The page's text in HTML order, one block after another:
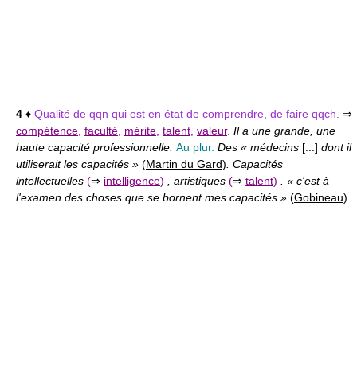
4 ♦ Qualité de qqn qui est en état de comprendre, de faire qqch. ⇒
compétence faculté mérite talent valeur. Il a une grande, une
haute capacité professionnelle. Au plur. Des « médecins [...] dont il
utiliserait les capacités » (Martin du Gard) . Capacités
intellectuelles (⇒ intelligence) , artistiques (⇒ talent) . « c'est à
l'examen des choses que se bornent mes capacités » (Gobineau)